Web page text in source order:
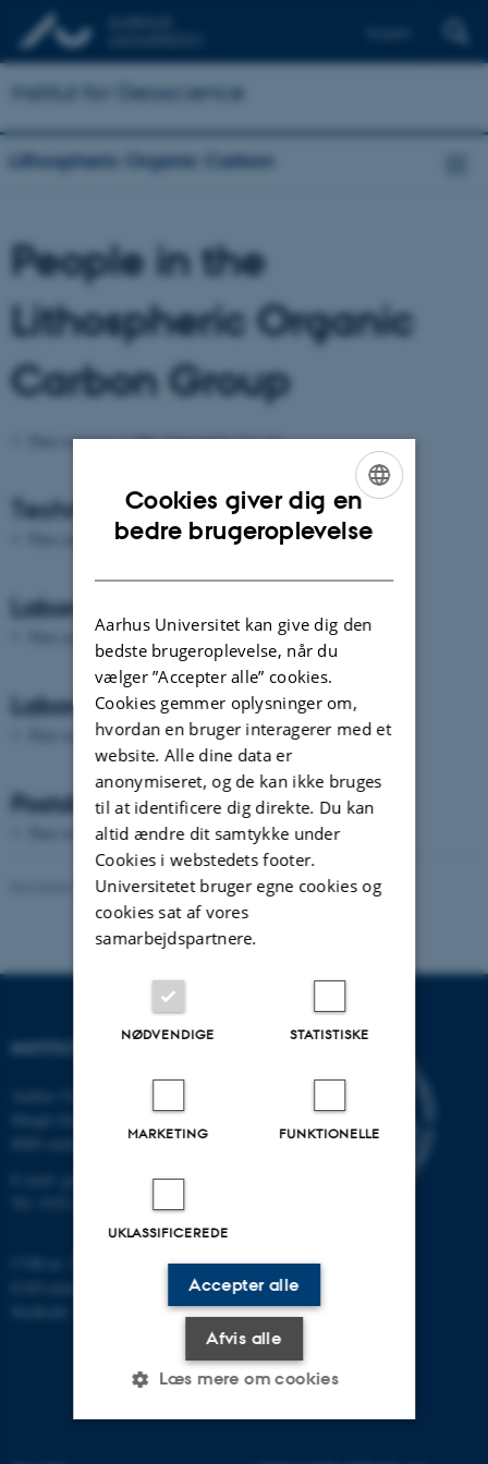
Institut for Geoscience
Lithospheric Organic Carbon
People in the
Lithospheric Organic
Carbon Group
Pure serveren er ikke tilgængelig lige nu.
Technical & Scientific researcher
Pure serveren er ikke tilgængelig lige nu.
Laboratory Advisor
Pure serveren er ikke tilgængelig lige nu.
Laboratory Advisor
Pure serveren er ikke tilgængelig lige nu.
Postdoc
Pure serveren er ikke tilgængelig lige nu.
Revideret 07.07.2026
INSTITUT FOR GEOSCIENCE
Høegh-Guldbergs Gade 2
E-mail: geologi@au.dk
EAN-nummer: 5798000420014
ENGLISH
Cookies giver dig en
bedre brugeroplevelse
Aarhus Universitet kan give dig den
bedste brugeroplevelse, når du
vælger ”Accepter alle” cookies.
Cookies gemmer oplysninger om,
hvordan en bruger interagerer med et
website. Alle dine data er
anonymiseret, og de kan ikke bruges
til at identificere dig direkte. Du kan
altid ændre dit samtykke under
Cookies i webstedets footer.
Universitetet bruger egne cookies og
cookies sat af vores
samarbejdspartnere.
NØDVENDIGE STATISTISKE
MARKETING FUNKTIONELLE
UKLASSIFICEREDE
Accepter alle
Afvis alle
Læs mere om cookies